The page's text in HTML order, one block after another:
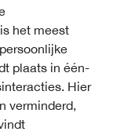
het meest
plaats in één-
Hier
verminderd,